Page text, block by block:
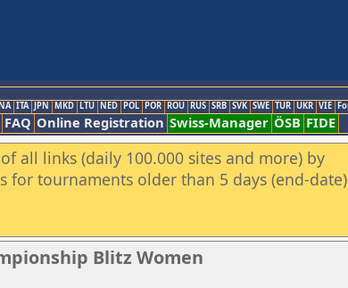
ITA JPN MKD LTU NED POL POR ROU RUS SRB SVK SWE TUR UKR VIE
FAQ Online Registration Swiss-Manager ÖSB FIDE
all links (daily 100.000 sites and more) by
for tournaments older than 5 days (end-date)
Blitz Women